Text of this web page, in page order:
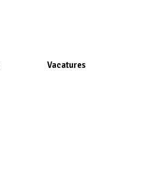
Vacatures